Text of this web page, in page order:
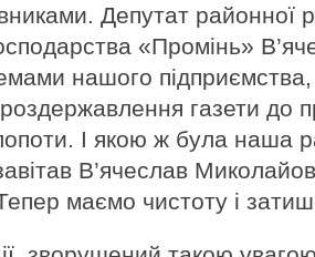
Депу­тат районної
«Промінь»
нашого
газети до
І якою ж була наша
В’ячеслав
маємо чистоту і